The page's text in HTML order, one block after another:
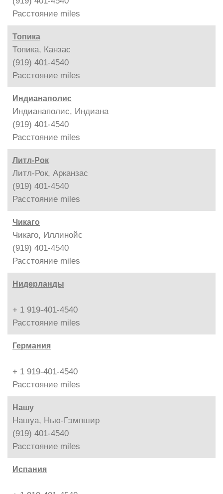
Расстояние miles
Топика
Топика, Канзас
(919) 401-4540
Расстояние miles
Индианаполис
Индианаполис, Индиана
(919) 401-4540
Расстояние miles
Литл-Рок
Литл-Рок, Арканзас
(919) 401-4540
Расстояние miles
Чикаго
Чикаго, Иллинойс
(919) 401-4540
Расстояние miles
Нидерланды
+ 1 919-401-4540
Расстояние miles
Германия
+ 1 919-401-4540
Расстояние miles
Нашу
Нашуа, Нью-Гэмпшир
(919) 401-4540
Расстояние miles
Испания